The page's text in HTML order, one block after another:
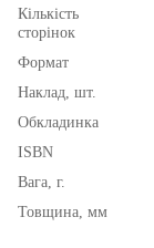
Кількість
сторінок
Формат
Наклад, шт.
Обкладинка
ISBN
Вага, г.
Товщина, мм